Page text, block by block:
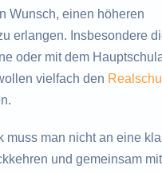
Wunsch, einen höheren
erlangen. Insbesondere
oder mit dem
vielfach den
muss man nicht an eine
und gemeinsam mit